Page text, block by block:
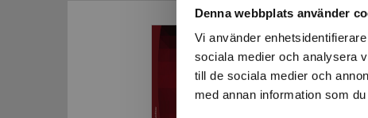
Denna webbplats använder
Vi använder
sociala medier och analysera
till de sociala medier och
med annan information som